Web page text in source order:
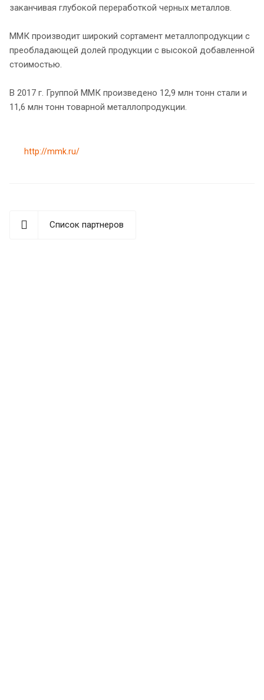
заканчивая глубокой переработкой черных металлов.
ММК производит широкий сортамент металлопродукции с
преобладающей долей продукции с высокой добавленной
стоимостью.
В 2017 г. Группой ММК произведено 12,9 млн тонн стали и
11,6 млн тонн товарной металлопродукции.
http://mmk.ru/
Список партнеров